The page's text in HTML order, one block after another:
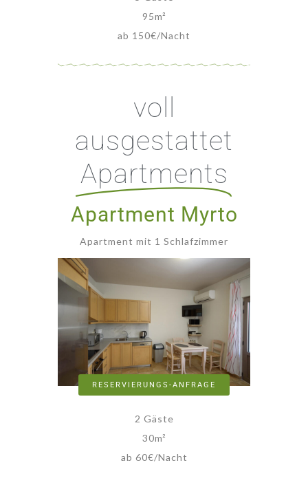
95m²
ab 150€/Nacht
voll
ausgestattet
Apartments
Apartment Myrto
Apartment mit 1 Schlafzimmer
RESERVIERUNGS-ANFRAGE
2 Gäste
30m²
ab 60€/Nacht